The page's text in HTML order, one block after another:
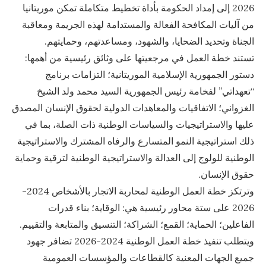
2026 إلى إمداد الحكومة بأداة تخطيط متكاملة تمكن موريتانيا
من آليات المكافحة الفعالة والمستدامة لهذه الجريمة ومعاقبة
الجناة وتحديد الضحايا، والشهود، ومساعدتهم، وحمايتهم.
تستند خطة العمل في مرجعيتها على وثائق رئيسية من أهمها:
دستور الجمهورية الإسلامية الموريتانية؛ التزامات برنامج
“تعهداتي” لفخامة رئيس الجمهورية السيد محمد ولد الشيخ
الغزواني؛ الاتفاقيات والمعاهدات الدولية لحقوق الإنسان المصدق
عليها والاستراتيجيات والسياسات الوطنية ذات الصلة، بما في
ذلك استراتيجية النمو المتسارع والرفاه المشترك والاستراتيجية
الوطنية للولوج إلى العدالة والاستراتيجية الوطنية لترقية وحماية
حقوق الإنسان.
وترتكز خطة العمل الوطنية لمحاربة الاتجار بالأشخاص 2024-
2026 على ستة محاور رئيسية هي: الوقاية؛ بناء قدرات
الفاعلين؛ الحماية؛ القمع؛ الشراكة؛ التنسيق والمتابعة والتقييم.
ويتطلب تنفيذ خطة العمل الوطنية 2024-2026 تضافر جهود
جميع الجهات المعنية كالقطاعات والمؤسسات العمومية